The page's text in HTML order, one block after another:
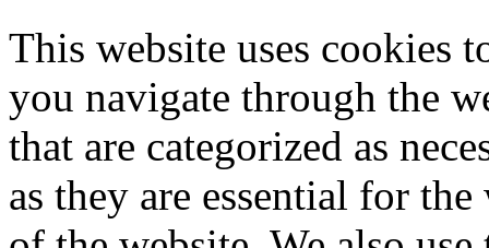
This website uses cookies
you navigate through the
that are categorized as
as they are essential for